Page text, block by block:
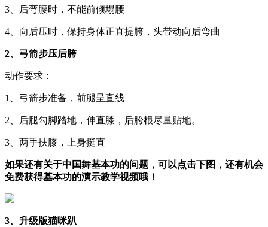
3、后弯腰时，不能前倾塌腰
4、向后压时，保持身体正直提胯，头带动向后弯曲
2、弓箭步压后胯
动作要求：
1、弓箭步准备，前腿呈直线
2、后腿勾脚踏地，伸直膝，后胯根尽量贴地。
3、两手扶膝，上身挺直
如果还有关于中国舞基本功的问题，可以点击下图，还有机会
免费获得基本功的演示教学视频哦！
3、升级版猫咪趴